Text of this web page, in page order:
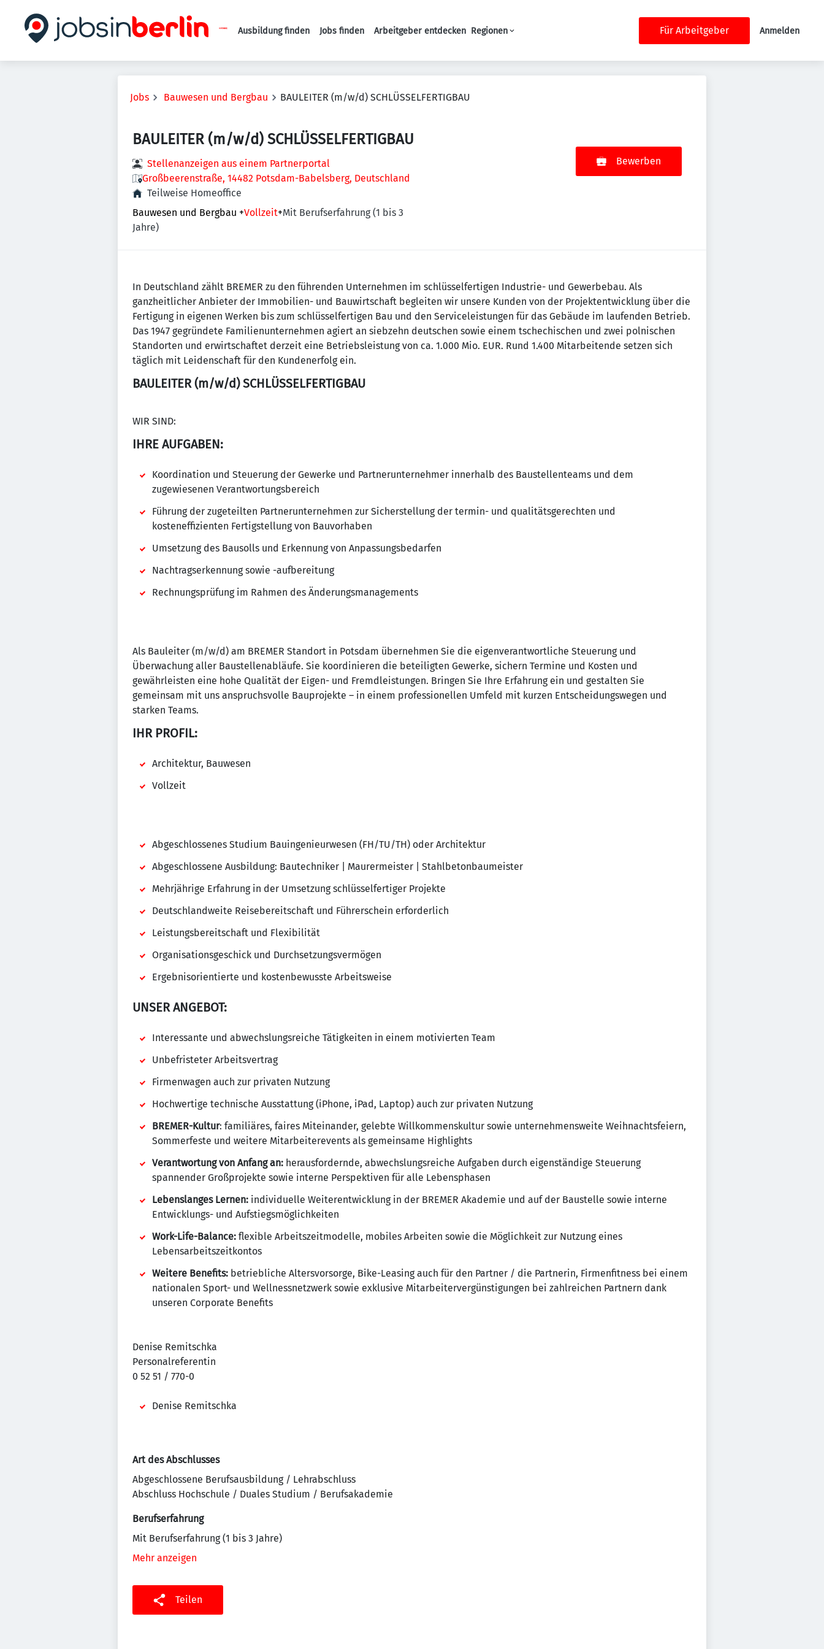
Haupt-Navigation
Ausbildung finden Jobs finden Arbeitgeber entdecken Regionen Für Arbeitgeber Anmelden
Jobs Bauwesen und Bergbau BAULEITER (m/w/d) SCHLÜSSELFERTIGBAU
BAULEITER (m/w/d) SCHLÜSSELFERTIGBAU
Stellenanzeigen aus einem Partnerportal
Großbeerenstraße, 14482 Potsdam-Babelsberg, Deutschland
Teilweise Homeoffice
Bauwesen und Bergbau +Vollzeit+Mit Berufserfahrung (1 bis 3
Jahre)
Bewerben
In Deutschland zählt BREMER zu den führenden Unternehmen im schlüsselfertigen Industrie- und Gewerbebau. Als
ganzheitlicher Anbieter der Immobilien- und Bauwirtschaft begleiten wir unsere Kunden von der Projektentwicklung über die
Fertigung in eigenen Werken bis zum schlüsselfertigen Bau und den Serviceleistungen für das Gebäude im laufenden Betrieb.
Das 1947 gegründete Familienunternehmen agiert an siebzehn deutschen sowie einem tschechischen und zwei polnischen
Standorten und erwirtschaftet derzeit eine Betriebsleistung von ca. 1.000 Mio. EUR. Rund 1.400 Mitarbeitende setzen sich
täglich mit Leidenschaft für den Kundenerfolg ein.
BAULEITER (m/w/d) SCHLÜSSELFERTIGBAU
WIR SIND:
IHRE AUFGABEN:
Koordination und Steuerung der Gewerke und Partnerunternehmer innerhalb des Baustellenteams und dem
zugewiesenen Verantwortungsbereich
Führung der zugeteilten Partnerunternehmen zur Sicherstellung der termin- und qualitätsgerechten und
kosteneffizienten Fertigstellung von Bauvorhaben
Umsetzung des Bausolls und Erkennung von Anpassungsbedarfen
Nachtragserkennung sowie -aufbereitung
Rechnungsprüfung im Rahmen des Änderungsmanagements
Als Bauleiter (m/w/d) am BREMER Standort in Potsdam übernehmen Sie die eigenverantwortliche Steuerung und
Überwachung aller Baustellenabläufe. Sie koordinieren die beteiligten Gewerke, sichern Termine und Kosten und
gewährleisten eine hohe Qualität der Eigen- und Fremdleistungen. Bringen Sie Ihre Erfahrung ein und gestalten Sie
gemeinsam mit uns anspruchsvolle Bauprojekte – in einem professionellen Umfeld mit kurzen Entscheidungswegen und
starken Teams.
IHR PROFIL:
Architektur, Bauwesen
Vollzeit
Abgeschlossenes Studium Bauingenieurwesen (FH/TU/TH) oder Architektur
Abgeschlossene Ausbildung: Bautechniker | Maurermeister | Stahlbetonbaumeister
Mehrjährige Erfahrung in der Umsetzung schlüsselfertiger Projekte
Deutschlandweite Reisebereitschaft und Führerschein erforderlich
Leistungsbereitschaft und Flexibilität
Organisationsgeschick und Durchsetzungsvermögen
Ergebnisorientierte und kostenbewusste Arbeitsweise
UNSER ANGEBOT:
Interessante und abwechslungsreiche Tätigkeiten in einem motivierten Team
Unbefristeter Arbeitsvertrag
Firmenwagen auch zur privaten Nutzung
Hochwertige technische Ausstattung (iPhone, iPad, Laptop) auch zur privaten Nutzung
BREMER-Kultur: familiäres, faires Miteinander, gelebte Willkommenskultur sowie unternehmensweite Weihnachtsfeiern,
Sommerfeste und weitere Mitarbeiterevents als gemeinsame Highlights
Verantwortung von Anfang an: herausfordernde, abwechslungsreiche Aufgaben durch eigenständige Steuerung
spannender Großprojekte sowie interne Perspektiven für alle Lebensphasen
Lebenslanges Lernen: individuelle Weiterentwicklung in der BREMER Akademie und auf der Baustelle sowie interne
Entwicklungs- und Aufstiegsmöglichkeiten
Work-Life-Balance: flexible Arbeitszeitmodelle, mobiles Arbeiten sowie die Möglichkeit zur Nutzung eines
Lebensarbeitszeitkontos
Weitere Benefits: betriebliche Altersvorsorge, Bike-Leasing auch für den Partner / die Partnerin, Firmenfitness bei einem
nationalen Sport- und Wellnessnetzwerk sowie exklusive Mitarbeitervergünstigungen bei zahlreichen Partnern dank
unseren Corporate Benefits
Denise Remitschka
Personalreferentin
0 52 51 / 770-0
Denise Remitschka
Art des Abschlusses
Abgeschlossene Berufsausbildung / Lehrabschluss
Abschluss Hochschule / Duales Studium / Berufsakademie
Berufserfahrung
Mit Berufserfahrung (1 bis 3 Jahre)
Mehr anzeigen
Teilen